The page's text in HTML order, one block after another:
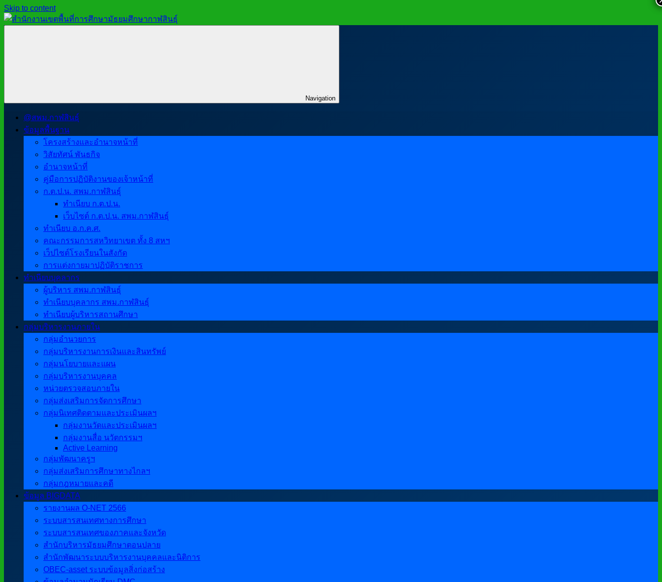
Skip to content
มัธยมศึกษา
กาฬสินธุ์
ศึกษา
มัธยมศึกษา
กาฬสินธุ์
Navigation
@สพม.กาฬสินธุ์
ข้อมูลพื้นฐาน
โครงสร้างและอำนาจหน้าที่
วิสัยทัศน์ พันธกิจ
อำนาจหน้าที่
คู่มือการปฏิบัติงานของเจ้าหน้าที่
ก.ต.ป.น. สพม.กาฬสินธุ์
ทำเนียบ ก.ต.ป.น.
เว็บไซต์ ก.ต.ป.น. สพม.กาฬสินธุ์
ทำเนียบ อ.ก.ค.ศ.
คณะกรรมการสหวิทยาเขต ทั้ง 8 สหฯ
เว็ปไซต์โรงเรียนในสังกัด
การแต่งกายมาปฏิบัติราชการ
ทำเนียบบุคลากร
ผู้บริหาร สพม.กาฬสินธุ์
ทำเนียบบุคลากร สพม.กาฬสินธุ์
ทำเนียบผู้บริหารสถานศึกษา
กลุ่มบริหารงานภายใน
กลุ่มอำนวยการ
กลุ่มบริหารงานการเงินและสินทรัพย์
กลุ่มนโยบายและแผน
กลุ่มบริหารงานบุคคล
หน่วยตรวจสอบภายใน
กลุ่มส่งเสริมการจัดการศึกษา
กลุ่มนิเทศติดตามและประเมินผลฯ
กลุ่มงานวัดและประเมินผลฯ
กลุ่มงานสื่อ นวัตกรรมฯ
Active Learning
กลุ่มพัฒนาครูฯ
กลุ่มส่งเสริมการศึกษาทางไกลฯ
กลุ่มกฎหมายและคดี
ข้อมูล BIGDATA
รายงานผล O-NET 2566
ระบบสารสนเทศทางการศึกษา
ระบบสารสนเทศของภาคและจังหวัด
สำนักบริหารมัธยมศึกษาตอนปลาย
สำนักพัฒนาระบบบริหารงานบุคคลและนิติการ
OBEC-asset ระบบข้อมูลสิ่งก่อสร้าง